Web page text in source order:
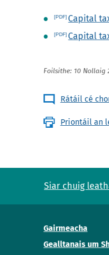
Capital
Capital
Foilsithe: 10 Nollaig
Rátáil cé
Priontáil an
Siar chuig
Gairmeacha
Gealltanais um